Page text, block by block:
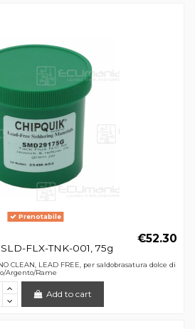
Prenotabile
FLX-TNK-001, 75g
€52.30
CLEAN, LEAD FREE, per saldobrasatura dolce di
Argento/Rame
Add to cart